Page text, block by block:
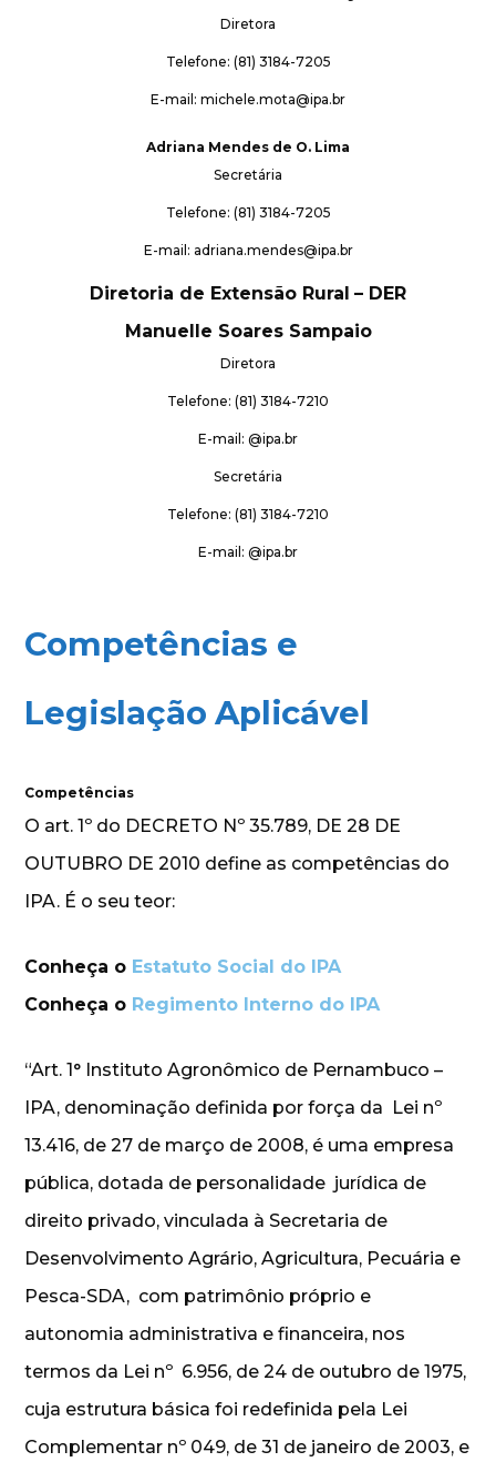
Diretora
Telefone: (81) 3184-7205
E-mail: michele.mota@ipa.br
Adriana Mendes de O. Lima
Secretária
Telefone: (81) 3184-7205
E-mail: adriana.mendes@ipa.br
Diretoria de Extensão Rural – DER
Manuelle Soares Sampaio
Diretora
Telefone: (81) 3184-7210
E-mail: @ipa.br
Secretária
Telefone: (81) 3184-7210
E-mail: @ipa.br
Competências e
Legislação Aplicável
Competências
O art. 1º do DECRETO Nº 35.789, DE 28 DE
OUTUBRO DE 2010 define as competências do
IPA. É o seu teor:
Conheça o Estatuto Social do IPA
Conheça o Regimento Interno do IPA
“Art. 1° Instituto Agronômico de Pernambuco –
IPA, denominação definida por força da Lei nº
13.416, de 27 de março de 2008, é uma empresa
pública, dotada de personalidade jurídica de
direito privado, vinculada à Secretaria de
Desenvolvimento Agrário, Agricultura, Pecuária e
Pesca-SDA, com patrimônio próprio e
autonomia administrativa e financeira, nos
termos da Lei nº 6.956, de 24 de outubro de 1975,
cuja estrutura básica foi redefinida pela Lei
Complementar nº 049, de 31 de janeiro de 2003, e